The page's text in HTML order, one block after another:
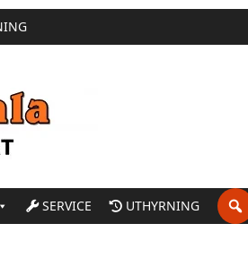
SERVICE
UTHYRNING